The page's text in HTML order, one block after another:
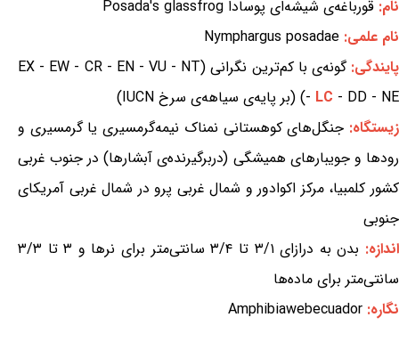
نام: قورباغه‌ی شیشه‌ای پوسادا Posada's glassfrog
نام علمی: Nymphargus posadae
پایندگی:
گونه‌ی با کم‌ترین نگرانی (EX - EW - CR - EN - VU - NT
- LC - DD - NE) (بر پایه‌ی سیاهه‌ی سرخ IUCN)
زیستگاه: جنگل‌های کوهستانی نمناک نیمه‌گرمسیری یا گرمسیری و
رودها و جویبارهای همیشگی (دربرگیرنده‌ی آبشارها) در جنوب غربی
کشور کلمبیا، مرکز اکوادور و شمال غربی پرو در شمال غربی آمریکای
جنوبی
اندازه:
بدن به درازای ۳/۱ تا ۳/۴ سانتی‌متر برای نرها و ۳ تا ۳/۳
سانتی‌متر برای ماده‌ها
نگاره: Amphibiawebecuador